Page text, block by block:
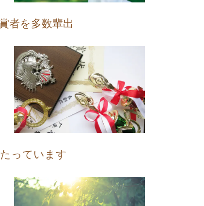
者を多数輩出
っています